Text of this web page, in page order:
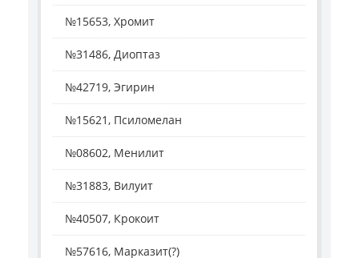
№15653, Хромит
№31486, Диоптаз
№42719, Эгирин
№15621, Псиломелан
№08602, Менилит
№31883, Вилуит
№40507, Крокоит
№57616, Марказит(?)